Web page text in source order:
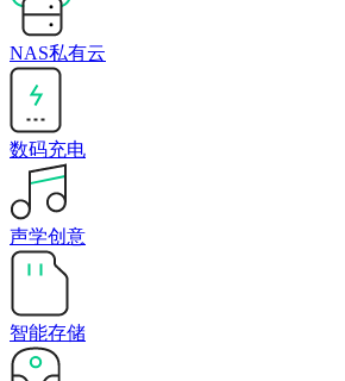
NAS私有云
数码充电
声学创意
智能存储